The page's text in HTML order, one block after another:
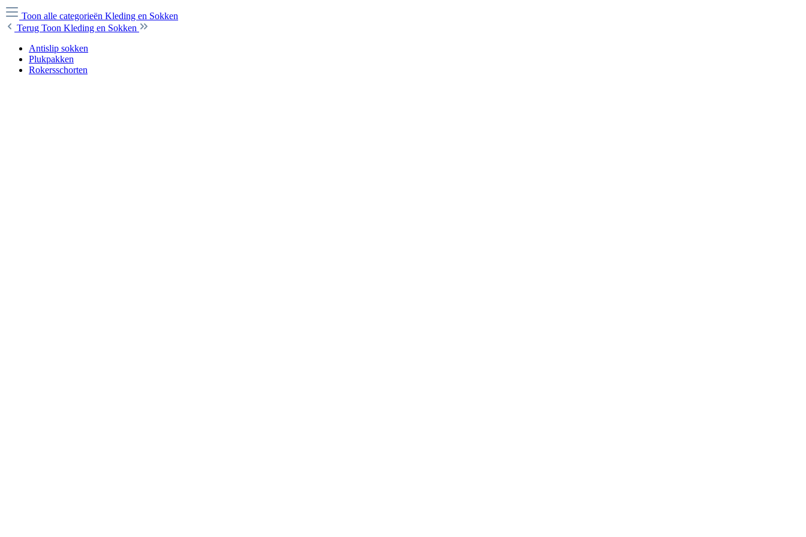
Toon alle categorieën Kleding en Sokken
Terug Toon Kleding en Sokken
Antislip sokken
Plukpakken
Rokersschorten